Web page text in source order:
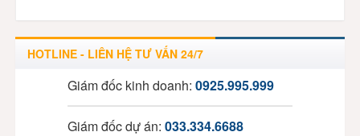
HOTLINE - LIÊN HỆ TƯ VẤN 24/7
Giám đốc kinh doanh: 0925.995.999
Giám đốc dự án: 033.334.6688